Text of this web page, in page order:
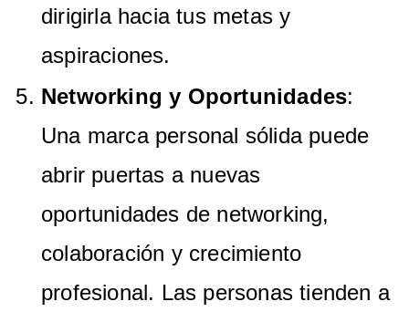
dirigirla hacia tus metas y
aspiraciones.
Networking y Oportunidades:
Una marca personal sólida puede
abrir puertas a nuevas
oportunidades de networking,
colaboración y crecimiento
profesional. Las personas tienden a